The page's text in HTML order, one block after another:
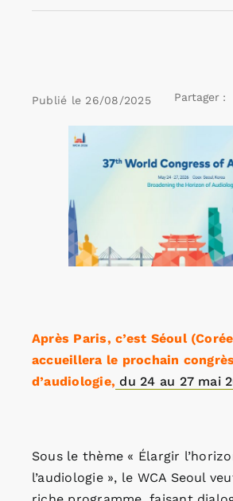
Annonces emploi
Publié le 26/08/2025 Partager :
Après Paris, c’est Séoul
accueillera le prochain
d’audiologie, du 24 au 27 mai
Sous le thème « Élargir
l’audiologie », le WCA Seoul